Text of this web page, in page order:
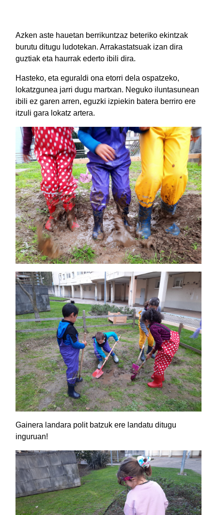
Azken aste hauetan berrikuntzaz beteriko ekintzak
burutu ditugu ludotekan. Arrakastatsuak izan dira
guztiak eta haurrak ederto ibili dira.
Hasteko, eta eguraldi ona etorri dela ospatzeko,
lokatzgunea jarri dugu martxan. Neguko iluntasunean
ibili ez garen arren, eguzki izpiekin batera berriro ere
itzuli gara lokatz artera.
Gainera landara polit batzuk ere landatu ditugu
inguruan!